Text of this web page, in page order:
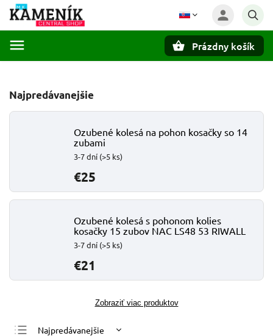
Prázdny košík
Najpredávanejšie
Ozubené kolesá na pohon kosačky so 14
zubami
3-7 dní (>5 ks)
€25
Ozubené kolesá s pohonom kolies
kosačky 15 zubov NAC LS48 53 RIWALL
3-7 dní (>5 ks)
€21
Zobraziť viac produktov
Najpredávanejšie